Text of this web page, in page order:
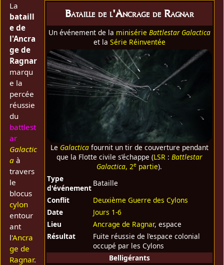
Bataille de l'Ancrage de Ragnar
Un événement de la minisérie Battlestar Galactica
et la Série Réinventée
Le Galacticafournit un tir de couverture pendant
que la Flotte civile s’échappe (LSR :Battlestar
Galactica, 2e partie).
Type
d'événement
Bataille
Conflit
Deuxième Guerre des Cylons
Date
Jours 1-6
Lieu
Ancrage de Ragnar, espace
Résultat
Fuite réussie de l’espace colonial
occupé par les Cylons
Belligérants
La
bataill
e de
l'Ancra
ge de
Ragnar
marqu
e la
percée
réussie
du
battlest
ar
Galactic
a à
travers
le
blocus
cylon
entour
ant
l'Ancra
ge de
Ragnar.